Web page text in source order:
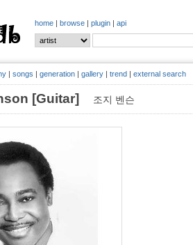
home | browse | plugin | api
| songs | generation | gallery | trend | external search
[Guitar] 조지 벤슨